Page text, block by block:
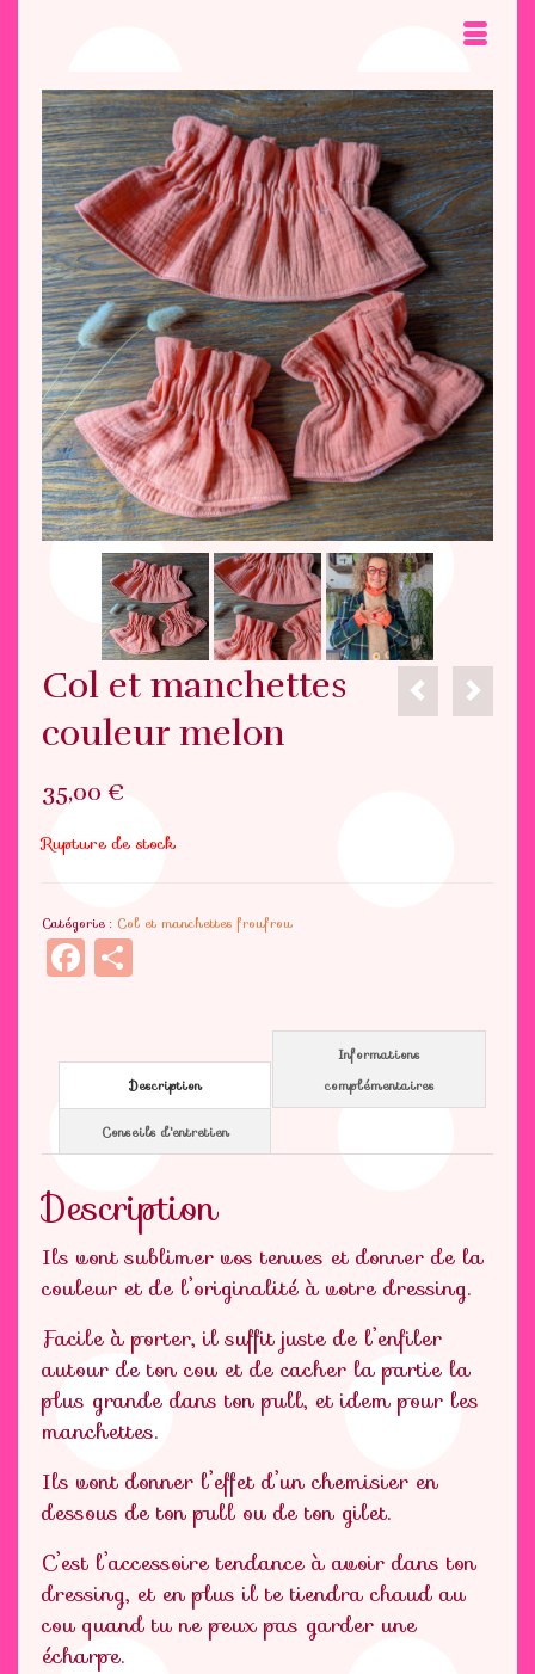
Col et manchettes
couleur melon
35,00 €
Rupture de stock
Catégorie : Col et manchettes froufrou
Facebook
Description
Informations
complémentaires
Conseils d'entretien
Description
Ils vont sublimer vos tenues et donner de la
couleur et de l’originalité à votre dressing.
Facile à porter, il suffit juste de l’enfiler
autour de ton cou et de cacher la partie la
plus grande dans ton pull, et idem pour les
manchettes.
Ils vont donner l’effet d’un chemisier en
dessous de ton pull ou de ton gilet.
C’est l’accessoire tendance à avoir dans ton
dressing, et en plus il te tiendra chaud au
cou quand tu ne peux pas garder une
écharpe.